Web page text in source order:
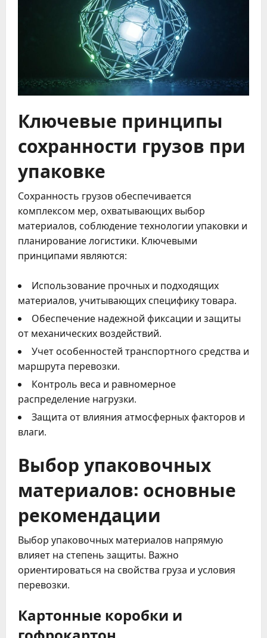
Ключевые принципы
сохранности грузов при
упаковке
Сохранность грузов обеспечивается
комплексом мер, охватывающих выбор
материалов, соблюдение технологии упаковки и
планирование логистики. Ключевыми
принципами являются:
Использование прочных и подходящих
материалов, учитывающих специфику товара.
Обеспечение надежной фиксации и защиты
от механических воздействий.
Учет особенностей транспортного средства и
маршрута перевозки.
Контроль веса и равномерное
распределение нагрузки.
Защита от влияния атмосферных факторов и
влаги.
Выбор упаковочных
материалов: основные
рекомендации
Выбор упаковочных материалов напрямую
влияет на степень защиты. Важно
ориентироваться на свойства груза и условия
перевозки.
Картонные коробки и
гофрокартон